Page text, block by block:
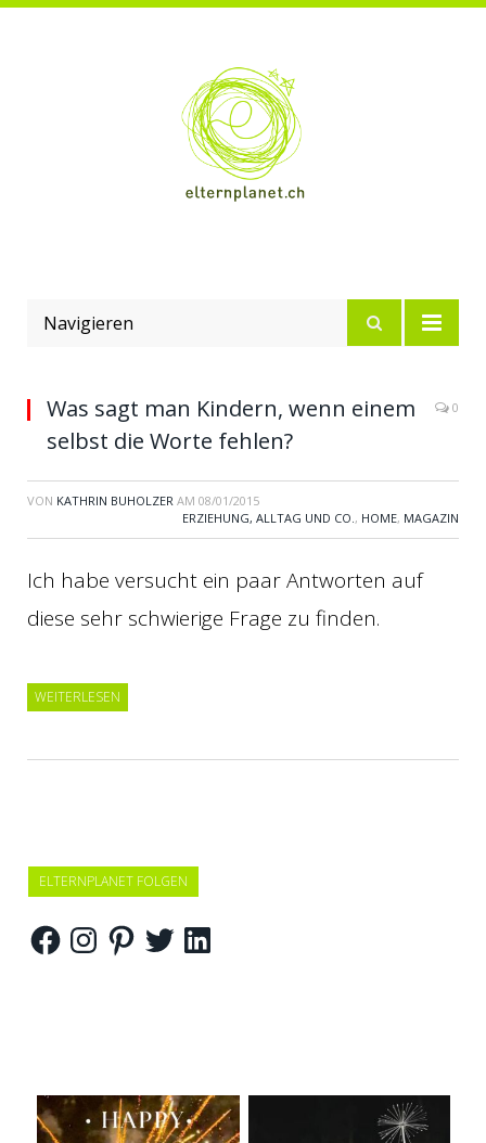
Navigieren
Was sagt man Kindern, wenn einem
selbst die Worte fehlen?
0
VON KATHRIN BUHOLZER AM 08/01/2015
ERZIEHUNG, ALLTAG UND CO., HOME, MAGAZIN
Ich habe versucht ein paar Antworten auf
diese sehr schwierige Frage zu finden.
WEITERLESEN
ELTERNPLANET FOLGEN
FacebookInstagramPinterestTwitterLinkedIn